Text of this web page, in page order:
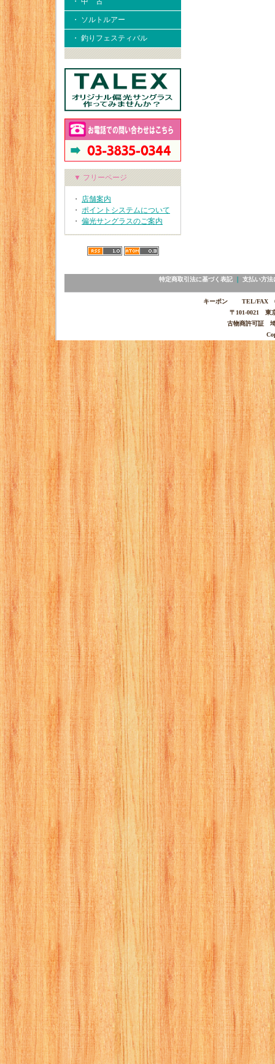
・ ソルトルアー
・ 釣りフェスティバル
▼ フリーページ
・ 店舗案内
・ ポイントシステムについて
・ 偏光サングラスのご案内
特定商取引法に基づく表記｜ 支払い方法
キーポン TEL/FAX
〒101-0021 東
古物商許可証